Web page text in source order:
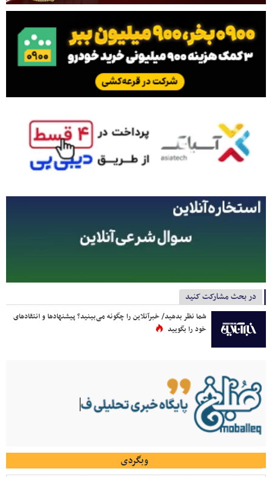
در بحث مشارکت کنید
شما نظر بدهید/ خبرآنلاین را چگونه می‌بینید؟ پیشنهادها و انتقادهای
خود را بگویید
وبگردی